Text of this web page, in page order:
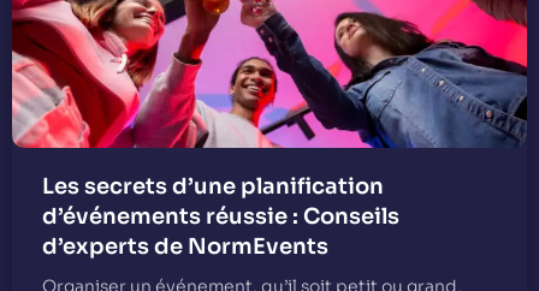
Les secrets d’une planification
d’événements réussie : Conseils
d’experts de NormEvents
Organiser un événement, qu’il soit petit ou grand,